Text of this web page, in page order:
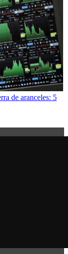
de aranceles: 5